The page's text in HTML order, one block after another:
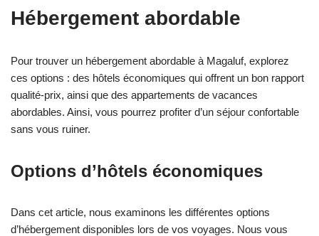
Hébergement abordable
Pour trouver un hébergement abordable à Magaluf, explorez
ces options : des hôtels économiques qui offrent un bon rapport
qualité-prix, ainsi que des appartements de vacances
abordables. Ainsi, vous pourrez profiter d’un séjour confortable
sans vous ruiner.
Options d’hôtels économiques
Dans cet article, nous examinons les différentes options
d’hébergement disponibles lors de vos voyages. Nous vous